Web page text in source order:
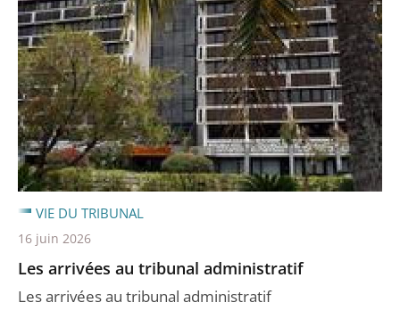
Les arrivées au tribunal administratif
Les arrivées au tribunal administratif
VIE DU TRIBUNAL
16 juin 2026